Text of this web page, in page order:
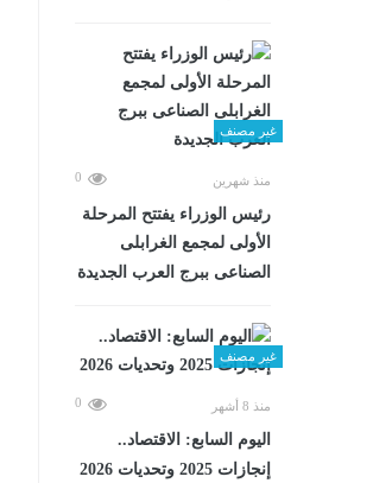
غير مصنف
منذ شهرين 0
رئيس الوزراء يفتتح المرحلة
الأولى لمجمع الغرابلى
الصناعى ببرج العرب الجديدة
غير مصنف
منذ 8 أشهر 0
اليوم السابع: الاقتصاد..
إنجازات 2025 وتحديات 2026